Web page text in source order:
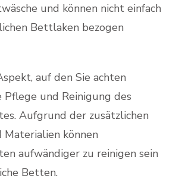
und können nicht einfach
Bettlaken bezogen
auf den Sie achten
und Reinigung des
Aufgrund der zusätzlichen
Materialien können
aufwändiger zu reinigen sein
Betten.